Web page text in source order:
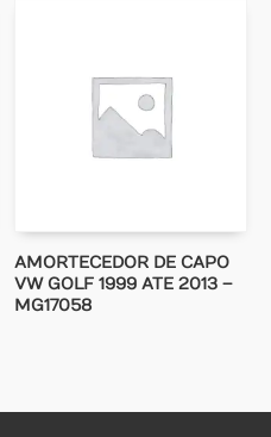
AMORTECEDOR DE CAPO
VW GOLF 1999 ATE 2013 –
MG17058